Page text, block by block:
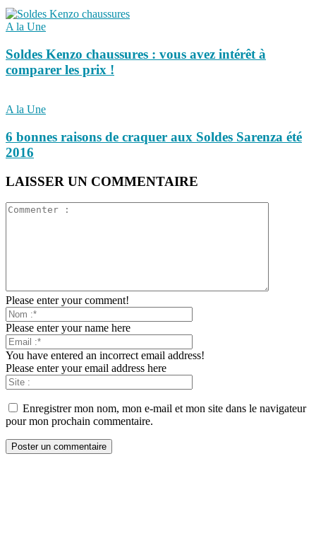
A la Une
Soldes Kenzo chaussures : vous avez intérêt à
comparer les prix !
A la Une
6 bonnes raisons de craquer aux Soldes Sarenza été
2016
LAISSER UN COMMENTAIRE
Please enter your comment!
Please enter your name here
You have entered an incorrect email address!
Please enter your email address here
Enregistrer mon nom, mon e-mail et mon site dans le navigateur
pour mon prochain commentaire.